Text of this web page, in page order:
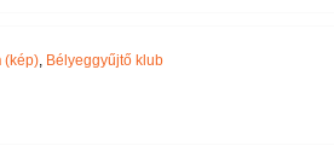
(kép), Bélyeggyűjtő klub